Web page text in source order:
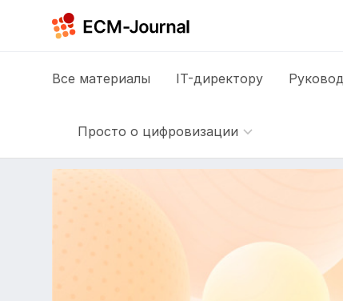
Все материалы IT-директору
Просто о цифровизации